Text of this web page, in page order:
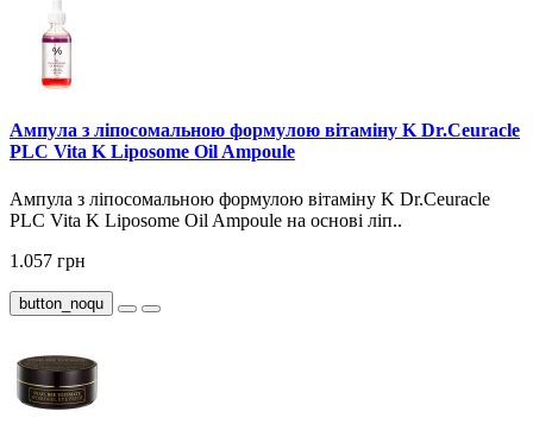
Ампула з ліпосомальною формулою вітаміну K Dr.Ceuracle
PLC Vita K Liposome Oil Ampoule
Ампула з ліпосомальною формулою вітаміну K Dr.Ceuracle
PLC Vita K Liposome Oil Ampoule на основі ліп..
1.057 грн
button_noqu